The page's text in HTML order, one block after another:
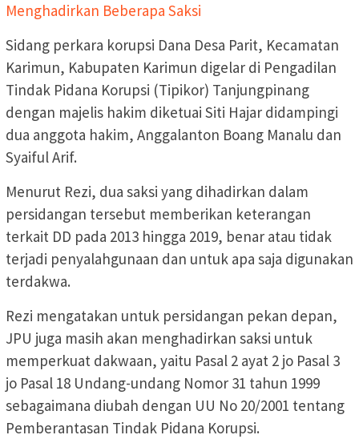
Menghadirkan Beberapa Saksi
Sidang perkara korupsi Dana Desa Parit, Kecamatan
Karimun, Kabupaten Karimun digelar di Pengadilan
Tindak Pidana Korupsi (Tipikor) Tanjungpinang
dengan majelis hakim diketuai Siti Hajar didampingi
dua anggota hakim, Anggalanton Boang Manalu dan
Syaiful Arif.
Menurut Rezi, dua saksi yang dihadirkan dalam
persidangan tersebut memberikan keterangan
terkait DD pada 2013 hingga 2019, benar atau tidak
terjadi penyalahgunaan dan untuk apa saja digunakan
terdakwa.
Rezi mengatakan untuk persidangan pekan depan,
JPU juga masih akan menghadirkan saksi untuk
memperkuat dakwaan, yaitu Pasal 2 ayat 2 jo Pasal 3
jo Pasal 18 Undang-undang Nomor 31 tahun 1999
sebagaimana diubah dengan UU No 20/2001 tentang
Pemberantasan Tindak Pidana Korupsi.